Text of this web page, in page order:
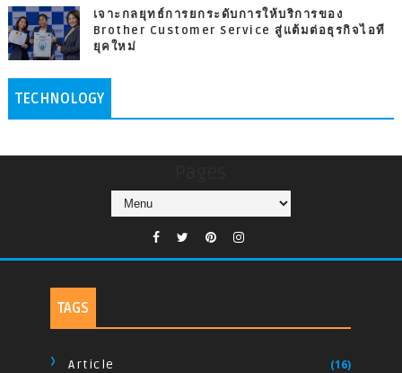
เจาะกลยุทธ์การยกระดับการให้บริการของ
Brother Customer Service สู่แต้มต่อธุรกิจไอที
ยุคใหม่
TECHNOLOGY
TAGS
Article (16)